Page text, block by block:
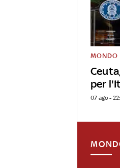
per
MONDO
07 ago -